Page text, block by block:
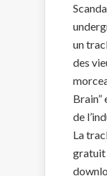
un
des
Brain”
de
La
gratuit